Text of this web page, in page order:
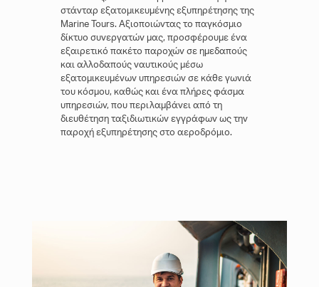
στάνταρ εξατομικευμένης εξυπηρέτησης της
Marine Tours. Αξιοποιώντας το παγκόσμιο
δίκτυο συνεργατών μας, προσφέρουμε ένα
εξαιρετικό πακέτο παροχών σε ημεδαπούς
και αλλοδαπούς ναυτικούς μέσω
εξατομικευμένων υπηρεσιών σε κάθε γωνιά
του κόσμου, καθώς και ένα πλήρες φάσμα
υπηρεσιών, που περιλαμβάνει από τη
διευθέτηση ταξιδιωτικών εγγράφων ως την
παροχή εξυπηρέτησης στο αεροδρόμιο.